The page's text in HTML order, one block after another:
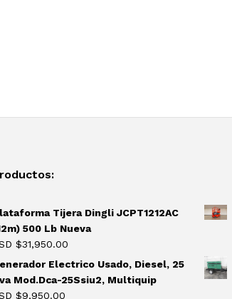
Tijera Dingli JCPT1212AC
500 Lb Nueva
$31,950.00
Electrico Usado, Diesel, 25
Mod.Dca-25Ssiu2, Multiquip
$9,950.00